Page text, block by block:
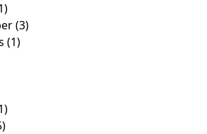
(3)
(1)